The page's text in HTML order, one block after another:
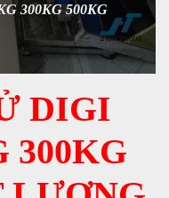
300KG 500KG
DIGI
300KG